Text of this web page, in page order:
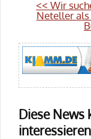
<< Wir
Neteller
Diese News
interessieren